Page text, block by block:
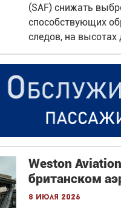
(SAF) снижать
способствующих
следов, на
Weston
британском
8 июля 2026